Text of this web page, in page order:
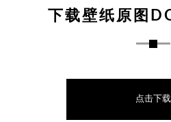
下载壁纸原图
点击下载